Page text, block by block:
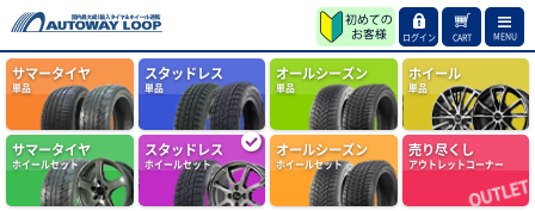
ログイン CART MENU
サマータイヤ
単品
スタッドレス
単品
オールシーズン
単品
ホイール
単品
サマータイヤ
ホイールセット
スタッドレス
ホイールセット
オールシーズン
ホイールセット
売り尽くし
アウトレットコーナー